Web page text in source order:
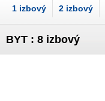
1 izbový 2 izbový
BYT : 8 izbový